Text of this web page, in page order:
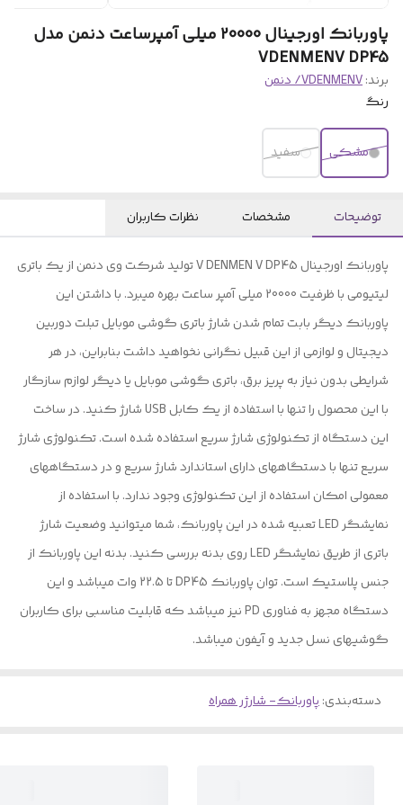
پاوربانک اورجینال 20000 میلی آمپرساعت دنمن مدل
VDENMENV DP45
برند:VDENMENV/ دنمن
رنگ
مشکی سفید
توضیحات مشخصات نظرات کاربران
پاوربانک اورجينال V DENMEN V DP45 تولید شرکت وی دنمن از یک باتری
لیتیومی با ظرفیت 20000 میلی آمپر ساعت بهره میبرد. با داشتن این
پاوربانک دیگر بابت تمام شدن شارژ باتری گوشی موبایل تبلت دوربین
دیجیتال و لوازمی از این قبیل نگرانی نخواهید داشت بنابراین، در هر
شرایطی بدون نیاز به پریز برق، باتری گوشی موبایل یا دیگر لوازم سازگار
با این محصول را تنها با استفاده از یک کابل USB شارژ کنید. در ساخت
این دستگاه از تکنولوژی شارژ سریع استفاده شده است. تکنولوژی شارژ
سریع تنها با دستگاههای دارای استاندارد شارژ سریع و در دستگاههای
معمولی امکان استفاده از این تکنولوژی وجود ندارد. با استفاده از
نمایشگر LED تعبیه شده در این پاوربانک، شما میتوانید وضعیت شارژ
باتری از طریق نمایشگر LED روی بدنه بررسی کنید. بدنه این پاوربانک از
جنس پلاستیک است. توان پاوربانک DP45 تا 22.5 وات میباشد و این
دستگاه مجهز به فناوری PD نیز میباشد که قابلیت مناسبی برای کاربران
گوشیهای نسل جدید و آیفون میباشد.
دسته‌بندی:پاوربانک- شارژر همراه